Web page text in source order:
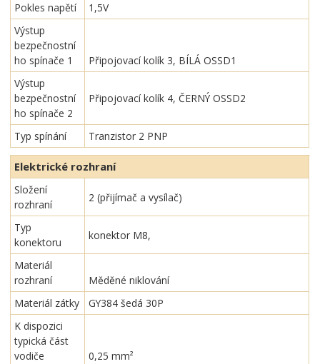
Pokles napětí
1,5V
Výstup
bezpečnostní
ho spínače 1
Připojovací kolík 3, BÍLÁ OSSD1
Výstup
bezpečnostní
ho spínače 2
Připojovací kolík 4, ČERNÝ OSSD2
Typ spínání Tranzistor 2 PNP
Elektrické rozhraní
Složení
rozhraní
2 (přijímač a vysílač)
Typ
konektoru
konektor M8,
Materiál
rozhraní
Měděné niklování
Materiál zátky
GY384 šedá 30P
K dispozici
typická část
vodiče
0,25 mm²